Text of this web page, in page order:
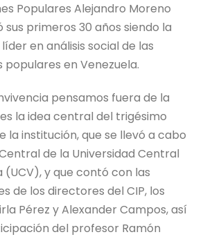
Populares Alejandro Moreno
sus primeros 30 años siendo la
en análisis social de las
populares en Venezuela.
pensamos fuera de la
la idea central del trigésimo
la institución, que se llevó a cabo
de la Universidad Central
(UCV), y que contó con las
de los directores del CIP, los
Pérez y Alexander Campos, así
del profesor Ramón